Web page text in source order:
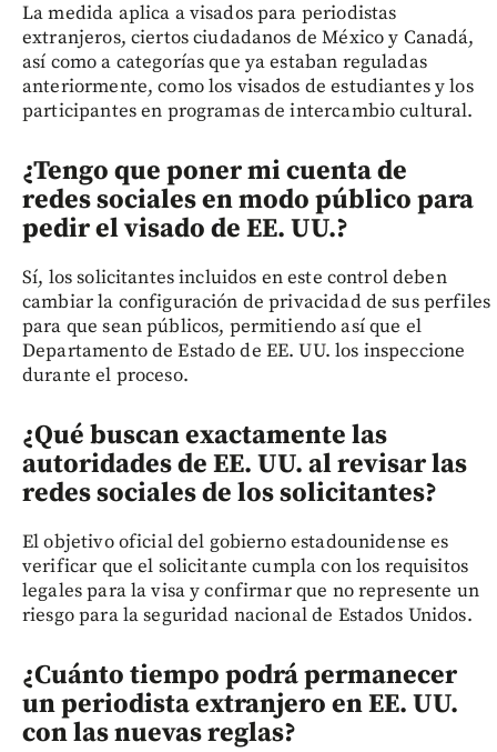
La medida aplica a visados para periodistas
extranjeros, ciertos ciudadanos de México y Canadá,
así como a categorías que ya estaban reguladas
anteriormente, como los visados de estudiantes y los
participantes en programas de intercambio cultural.
¿Tengo que poner mi cuenta de
redes sociales en modo público para
pedir el visado de EE. UU.?
Sí, los solicitantes incluidos en este control deben
cambiar la configuración de privacidad de sus perfiles
para que sean públicos, permitiendo así que el
Departamento de Estado de EE. UU. los inspeccione
durante el proceso.
¿Qué buscan exactamente las
autoridades de EE. UU. al revisar las
redes sociales de los solicitantes?
El objetivo oficial del gobierno estadounidense es
verificar que el solicitante cumpla con los requisitos
legales para la visa y confirmar que no represente un
riesgo para la seguridad nacional de Estados Unidos.
¿Cuánto tiempo podrá permanecer
un periodista extranjero en EE. UU.
con las nuevas reglas?